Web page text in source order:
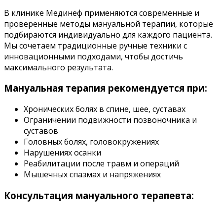
В клинике Мединеф применяются современные и
проверенные методы мануальной терапии, которые
подбираются индивидуально для каждого пациента.
Мы сочетаем традиционные ручные техники с
инновационными подходами, чтобы достичь
максимального результата.
Мануальная терапия рекомендуется при:
Хронических болях в спине, шее, суставах
Ограничении подвижности позвоночника и
суставов
Головных болях, головокружениях
Нарушениях осанки
Реабилитации после травм и операций
Мышечных спазмах и напряжениях
Консультация мануального терапевта: